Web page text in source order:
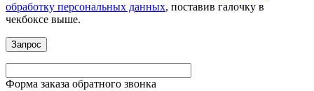
обработку персональных данных, поставив галочку в
чекбоксе выше.
Форма заказа обратного звонка